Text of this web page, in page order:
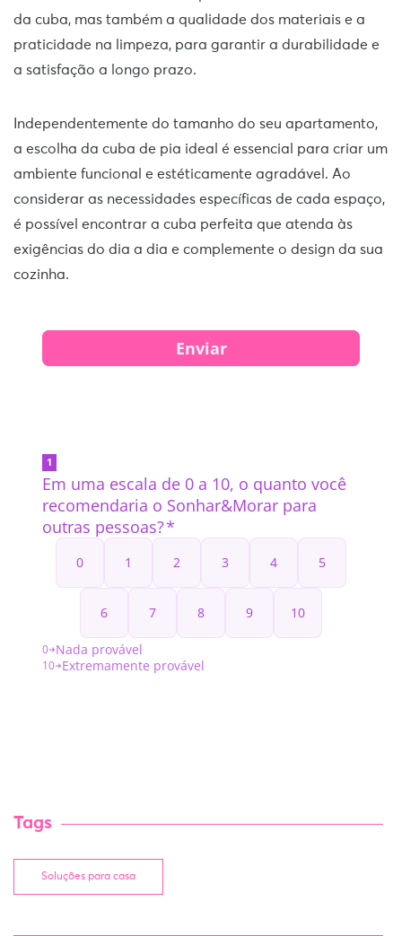
da cuba, mas também a qualidade dos materiais e a
praticidade na limpeza, para garantir a durabilidade e
a satisfação a longo prazo.
Independentemente do tamanho do seu apartamento,
a escolha da cuba de pia ideal é essencial para criar um
ambiente funcional e estéticamente agradável. Ao
considerar as necessidades específicas de cada espaço,
é possível encontrar a cuba perfeita que atenda às
exigências do dia a dia e complemente o design da sua
cozinha.
Tags
Soluções para casa